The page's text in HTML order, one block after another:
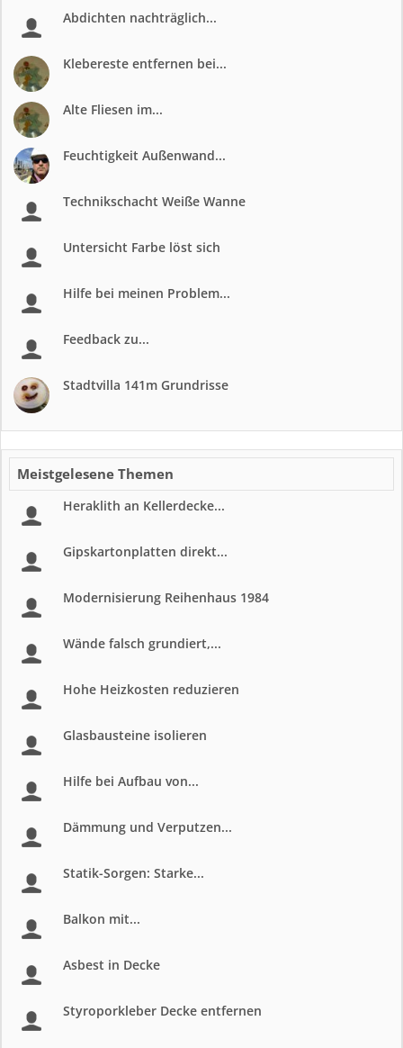
Abdichten nachträglich...
Klebereste entfernen bei...
Alte Fliesen im...
Feuchtigkeit Außenwand...
Technikschacht Weiße Wanne
Untersicht Farbe löst sich
Hilfe bei meinen Problem...
Feedback zu...
Stadtvilla 141m Grundrisse
Meistgelesene Themen
Heraklith an Kellerdecke...
Gipskartonplatten direkt...
Modernisierung Reihenhaus 1984
Wände falsch grundiert,...
Hohe Heizkosten reduzieren
Glasbausteine isolieren
Hilfe bei Aufbau von...
Dämmung und Verputzen...
Statik-Sorgen: Starke...
Balkon mit...
Asbest in Decke
Styroporkleber Decke entfernen